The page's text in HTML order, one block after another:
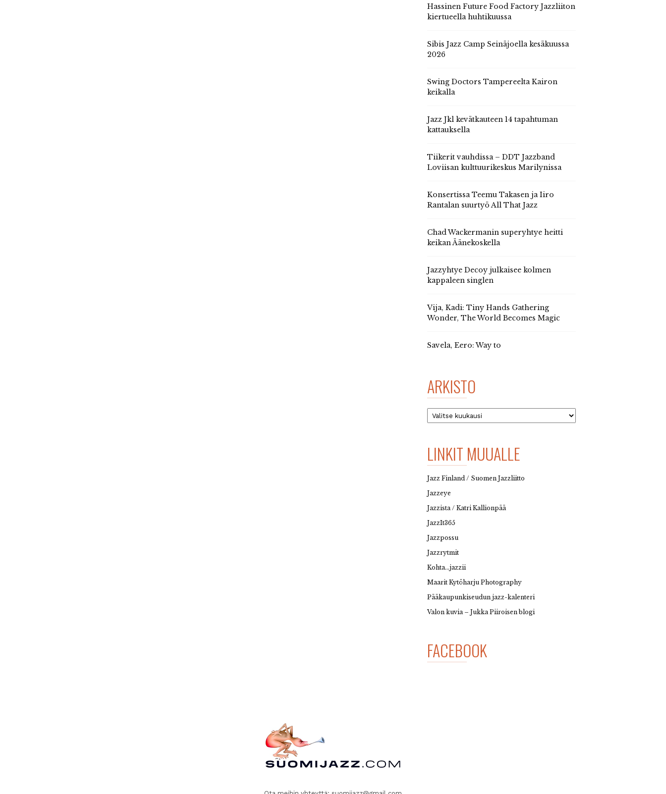
Hassinen Future Food Factory Jazzliiton
kiertueella huhtikuussa
Sibis Jazz Camp Seinäjoella kesäkuussa
2026
Swing Doctors Tampereelta Kairon
keikalla
Jazz Jkl kevätkauteen 14 tapahtuman
kattauksella
Tiikerit vauhdissa – DDT Jazzband
Loviisan kulttuurikeskus Marilynissa
Konsertissa Teemu Takasen ja Iiro
Rantalan suurtyö All That Jazz
Chad Wackermanin superyhtye heitti
keikan Äänekoskella
Jazzyhtye Decoy julkaisee kolmen
kappaleen singlen
Vija, Kadi: Tiny Hands Gathering
Wonder, The World Becomes Magic
Savela, Eero: Way to
ARKISTO
Arkisto
LINKIT MUUALLE
Jazz Finland / Suomen Jazzliitto
Jazzeye
Jazzista / Katri Kallionpää
JazzIt365
Jazzpossu
Jazzrytmit
Kohta…jazzii
Maarit Kytöharju Photography
Pääkaupunkiseudun jazz-kalenteri
Valon kuvia – Jukka Piiroisen blogi
FACEBOOK